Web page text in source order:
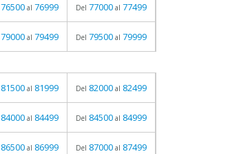
76500 al 76999 Del 77000 al 77499
79000 al 79499 Del 79500 al 79999
81500 al 81999 Del 82000 al 82499
84000 al 84499 Del 84500 al 84999
86500 al 86999 Del 87000 al 87499